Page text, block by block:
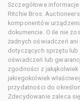
Szczegółowe
Ritchie Bros.
komponentów
dokumencie. O ile nie
żadnych oświadczeń ani
dotyczących sprzętu
oświadczeń lub
zgodności z
jakiegokolwiek
przydatności do
Zdecydowanie zaleca